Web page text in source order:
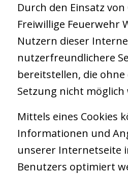
Durch den Einsatz
Freiwillige Feuerwehr
Nutzern dieser
nutzerfreundlichere
bereitstellen, die ohne
Setzung nicht möglich
Mittels eines Cookies
Informationen und
unserer Internetseite
Benutzers optimiert